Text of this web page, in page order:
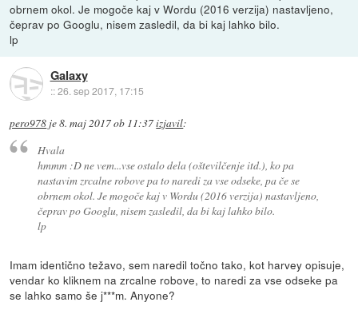
obrnem okol. Je mogoče kaj v Wordu (2016 verzija) nastavljeno,
čeprav po Googlu, nisem zasledil, da bi kaj lahko bilo.
lp
Galaxy
::26. sep 2017, 17:15
pero978 je8. maj 2017 ob 11:37izjavil:
Hvala
hmmm :D ne vem...vse ostalo dela (oštevilčenje itd.), ko pa
nastavim zrcalne robove pa to naredi za vse odseke, pa če se
obrnem okol. Je mogoče kaj v Wordu (2016 verzija) nastavljeno,
čeprav po Googlu, nisem zasledil, da bi kaj lahko bilo.
lp
Imam identično težavo, sem naredil točno tako, kot harvey opisuje,
vendar ko kliknem na zrcalne robove, to naredi za vse odseke pa
se lahko samo še j***m. Anyone?